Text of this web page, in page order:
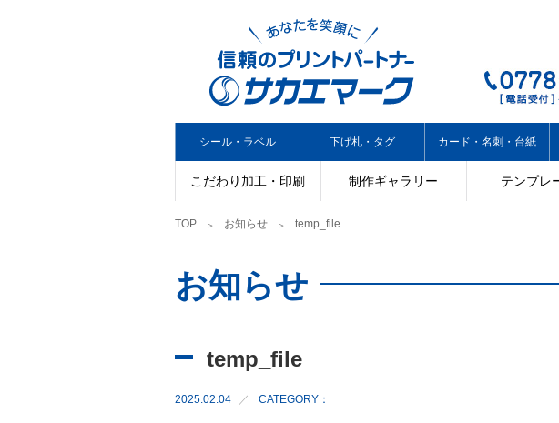
こだわり加工・印刷 制作ギャラリー テンプレ
シール・ラベル 下げ札・タグ カード・名刺・台紙
TOP お知らせ temp_file
お知らせ
temp_file
2025.02.04 CATEGORY：